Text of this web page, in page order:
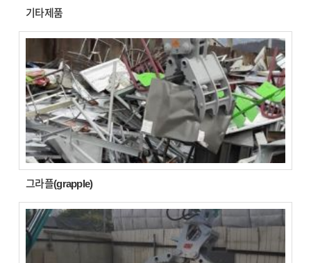
기타제품
그라플(grapple)